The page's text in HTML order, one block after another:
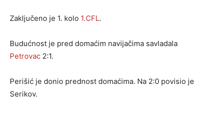
Zaključeno je 1. kolo 1.CFL.
Budućnost je pred domaćim navijačima savladala
Petrovac 2:1.
Perišić je donio prednost domaćima. Na 2:0 povisio je
Serikov.